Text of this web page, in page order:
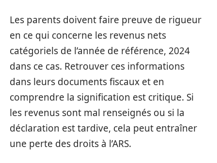
Les parents doivent faire preuve de rigueur
en ce qui concerne les revenus nets
catégoriels de l’année de référence, 2024
dans ce cas. Retrouver ces informations
dans leurs documents fiscaux et en
comprendre la signification est critique. Si
les revenus sont mal renseignés ou si la
déclaration est tardive, cela peut entraîner
une perte des droits à l’ARS.